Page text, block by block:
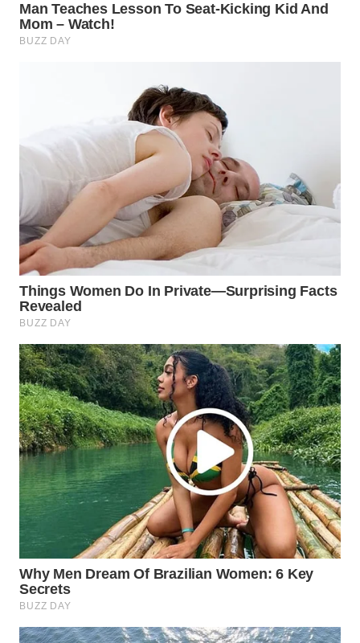
BOROBUDUR
NATUNA
WN
BINTAN
WN
MANDALIKA
WN
LIKUPANG
WN
LABUANBAJO
WN
BORNEO
Wahana
Media
Group
WAHANA
NEWS